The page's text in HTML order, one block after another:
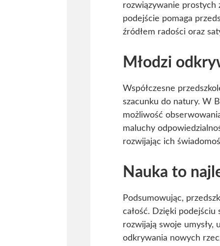
rozwiązywanie prostych
podejście pomaga
źródłem radości oraz
Młodzi
Współczesne
szacunku do natury. W
możliwość
maluchy
rozwijając ich
Nauka to
Podsumowując,
całość. Dzięki
rozwijają swoje umysły,
odkrywania nowych